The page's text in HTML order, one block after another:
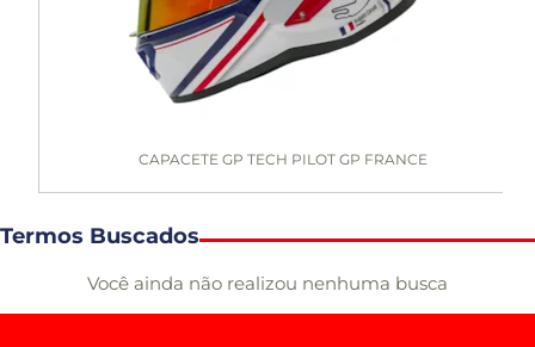
CAPACETE GP TECH PILOT GP FRANCE
Termos Buscados
Você ainda não realizou nenhuma busca